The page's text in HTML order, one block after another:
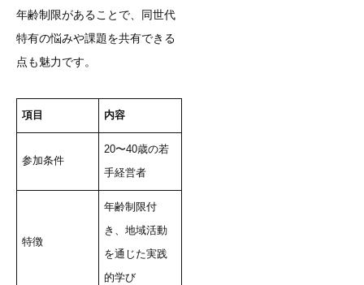
年齢制限があることで、同世代
特有の悩みや課題を共有できる
点も魅力です。
項目 内容
参加条件
20〜40歳の若
手経営者
特徴
年齢制限付
き、地域活動
を通じた実践
的学び